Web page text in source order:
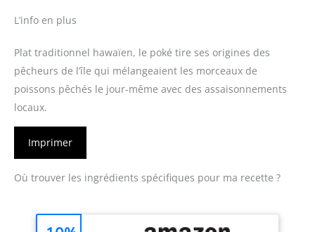
L’info en plus
Plat traditionnel hawaïen, le poké tire ses origines des
pêcheurs de l’île qui mélangeaient les morceaux de
poissons pêchés le jour-même avec des assaisonnements
locaux.
Imprimer
Où trouver les ingrédients spécifiques pour ma recette ?